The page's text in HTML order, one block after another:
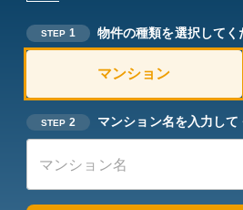
STEP 1 物件の種類を選択してく
マンション
STEP 2 マンション名を入力して